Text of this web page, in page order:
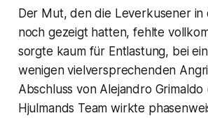
Der Mut, den die Leverkusener
noch gezeigt hatten, fehlte
sorgte kaum für Entlastung, bei
wenigen vielversprechenden
Abschluss von Alejandro
Hjulmands Team wirkte